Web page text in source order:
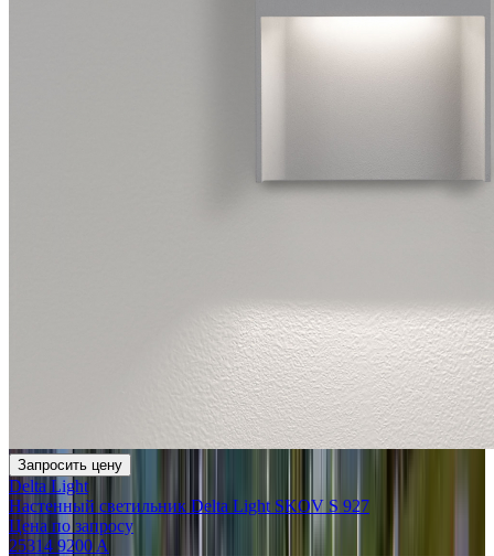
Запросить цену
Delta Light
Настенный светильник Delta Light SKOV S 927
Цена по запросу
25314 9200 A